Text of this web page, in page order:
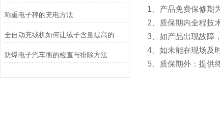
称重电子秤的充电方法
防爆电子汽车衡的检查与排除方法
1、产品免费保修期
2、质保期内全程技
3、如产品出现故障
4、如未能在现场及
5、质保期外：提供